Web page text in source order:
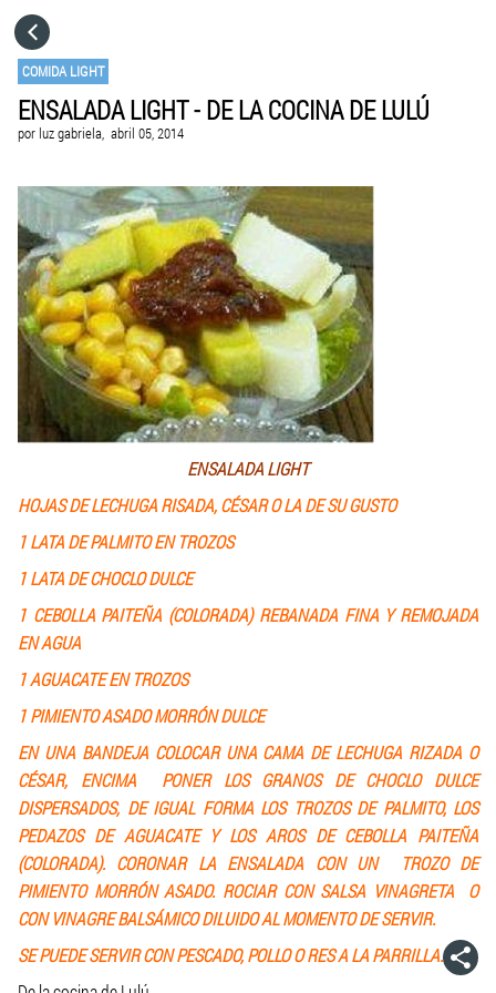
COMIDA LIGHT
ENSALADA LIGHT - DE LA COCINA DE LULÚ
por luz gabriela, abril 05, 2014
ENSALADA LIGHT
HOJAS DE LECHUGA RISADA, CÉSAR O LA DE SU GUSTO
1 LATA DE PALMITO EN TROZOS
1 LATA DE CHOCLO DULCE
1 CEBOLLA PAITEÑA (COLORADA) REBANADA FINA Y REMOJADA
EN AGUA
1 AGUACATE EN TROZOS
1 PIMIENTO ASADO MORRÓN DULCE
EN UNA BANDEJA COLOCAR UNA CAMA DE LECHUGA RIZADA O
CÉSAR, ENCIMA PONER LOS GRANOS DE CHOCLO DULCE
DISPERSADOS, DE IGUAL FORMA LOS TROZOS DE PALMITO, LOS
PEDAZOS DE AGUACATE Y LOS AROS DE CEBOLLA PAITEÑA
(COLORADA). CORONAR LA ENSALADA CON UN TROZO DE
PIMIENTO MORRÓN ASADO. ROCIAR CON SALSA VINAGRETA O
CON VINAGRE BALSÁMICO DILUIDO AL MOMENTO DE SERVIR.
SE PUEDE SERVIR CON PESCADO, POLLO O RES A LA PARRILLA.
CATEGORÍAS
IR A
VISITA EL SITIO WEB